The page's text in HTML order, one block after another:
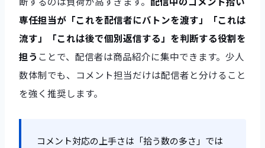
専任担当が「これを配信者にバトンを渡す」「これは
流す」「これは後で個別返信する」を判断する役割を
担う ことで、配信者は商品紹介に集中できます。少人
数体制でも、コメント担当だけは配信者と分けること
を強く推奨します。
コメント対応の上手さは「拾う数の多さ」では